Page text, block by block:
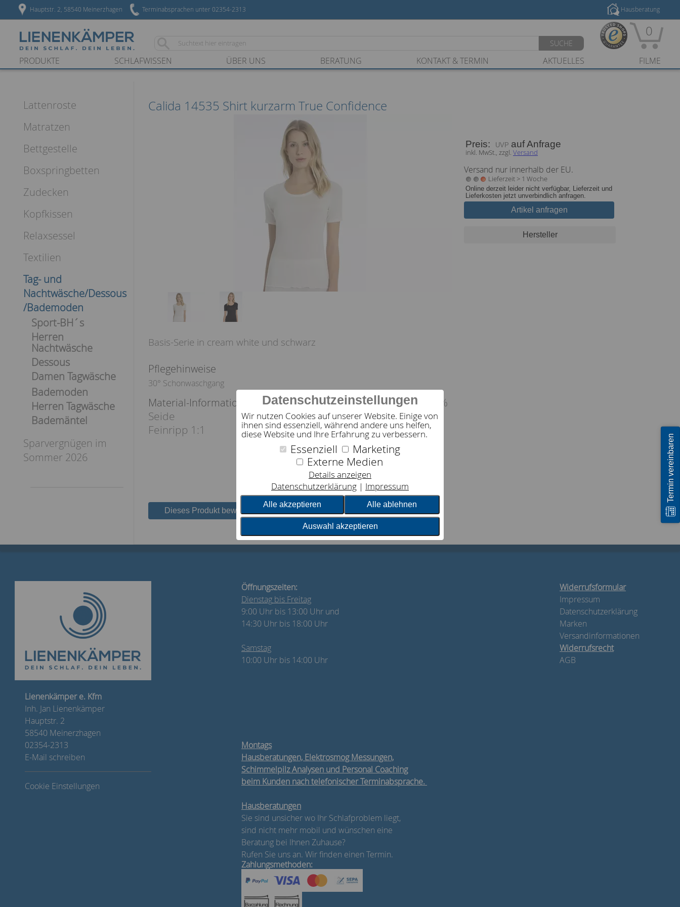
Datenschutzeinstellungen
Wir nutzen Cookies auf unserer Website. Einige von
ihnen sind essenziell, während andere uns helfen,
diese Website und Ihre Erfahrung zu verbessern.
Essenziell
Marketing
Externe Medien
Details anzeigen
Datenschutzerklärung
Impressum
Alle akzeptieren Alle ablehnen
Auswahl akzeptieren
Hauptstr. 2, 58540 Meinerzhagen Terminabsprachen unter 02354-2313 Hausberatung
SUCHE
0
PRODUKTE SCHLAFWISSEN ÜBER UNS BERATUNG KONTAKT & TERMIN AKTUELLES FILME
Lattenroste
Matratzen
Bettgestelle
Boxspringbetten
Zudecken
Kopfkissen
Relaxsessel
Textilien
Tag- und
Nachtwäsche/Dessous
/Bademoden
Sport-BH´s
Herren
Nachtwäsche
Dessous
Damen Tagwäsche
Bademoden
Herren Tagwäsche
Bademäntel
Sparvergnügen im
Sommer 2026
Calida 14535 Shirt kurzarm True Confidence
Basis-Serie in cream white und schwarz
Pflegehinweise
30° Schonwaschgang
Material-Information:
70% Schurwolle ( Merino super fein) . 30%
Seide
Feinripp 1:1
Preis: auf Anfrage
inkl. MwSt., zzgl. Versand
Versand nur innerhalb der EU.
Lieferzeit > 1 Woche
Online derzeit leider nicht verfügbar, Lieferzeit und
Lieferkosten jetzt unverbindlich anfragen.
Artikel anfragen
Hersteller
Dieses Produkt bewerten
Lienenkämper e. Kfm
Inh. Jan Lienenkämper
Hauptstr. 2
58540 Meinerzhagen
02354-2313
E-Mail schreiben
Cookie Einstellungen
Öffnungszeiten:
Dienstag bis Freitag
9:00 Uhr bis 13:00 Uhr und
14:30 Uhr bis 18:00 Uhr
Samstag
10:00 Uhr bis 14:00 Uhr
Montags
Hausberatungen, Elektrosmog Messungen,
Schimmelpilz Analysen und Personal Coaching
beim Kunden nach telefonischer Terminabsprache.
Hausberatungen
Sie sind unsicher wo Ihr Schlafproblem liegt,
sind nicht mehr mobil und wünschen eine
Beratung bei Ihnen Zuhause?
Rufen Sie uns an. Wir finden einen Termin.
Zahlungsmethoden:
Widerrufsformular
Impressum
Datenschutzerklärung
Marken
Versandinformationen
Widerrufsrecht
AGB
Termin vereinbaren